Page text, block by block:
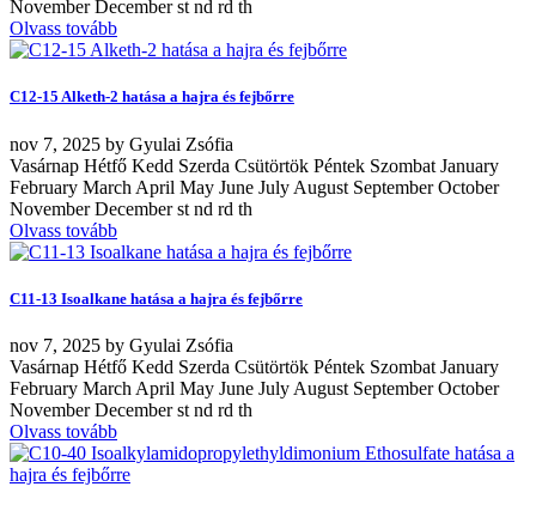
November December st nd rd th
Olvass tovább
C12-15 Alketh-2 hatása a hajra és fejbőrre
nov 7, 2025 by Gyulai Zsófia
Vasárnap Hétfő Kedd Szerda Csütörtök Péntek Szombat January
February March April May June July August September October
November December st nd rd th
Olvass tovább
C11-13 Isoalkane hatása a hajra és fejbőrre
nov 7, 2025 by Gyulai Zsófia
Vasárnap Hétfő Kedd Szerda Csütörtök Péntek Szombat January
February March April May June July August September October
November December st nd rd th
Olvass tovább